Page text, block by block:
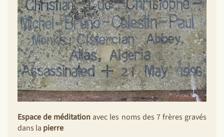
Espace de méditation avec les noms des 7 frères gravés
dans la pierre